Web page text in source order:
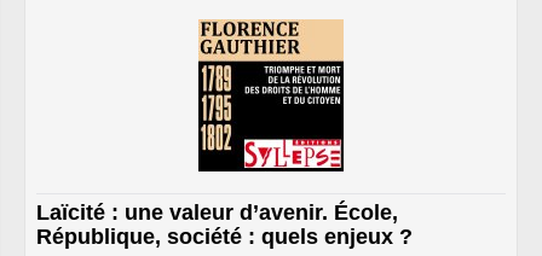
Laïcité : une valeur d’avenir. École,
République, société : quels enjeux ?